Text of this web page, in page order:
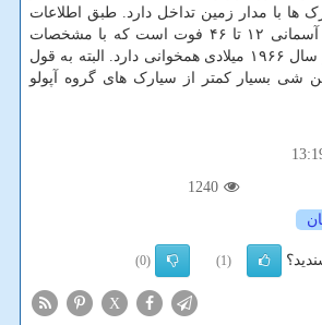
ها با مدار زمین تداخل دارد. طبق اطلاعات
موجود طول این شی آسمانی ۱۲ تا ۴۶ فوت است که با مشخصات
موشک پرتاب شده در سال ۱۹۶۶ میلادی همخوانی دارد. البته به قول
شی بسیار کمتر از سیارک های گروه آپولو
1240
(1)
(0)
X